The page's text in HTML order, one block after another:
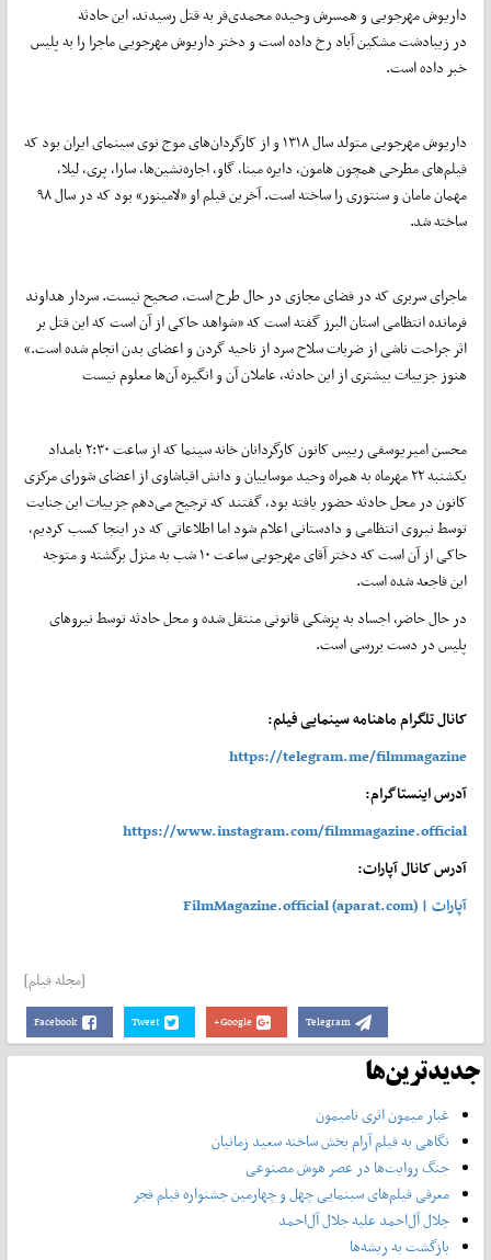
داریوش مهرجویی و همسرش وحیده محمدی‌فر به قتل رسیدند. این حادثه
در زیبادشت مشکین آباد رخ داده است و دختر داریوش مهرجویی ماجرا را به پلیس
خبر داده است.
داریوش مهرجویی متولد سال ۱۳۱۸ و از کارگردان‌های موج نوی سینمای ایران بود که
فیلم‌های مطرحی همچون هامون، دایره مینا، گاو، اجاره‌نشین‌ها، سارا، پری، لیلا،
مهمان مامان و سنتوری را ساخته است. آخرین فیلم او «لامینور» بود که در سال ۹۸
ساخته شد.
ماجرای سربری که در فضای مجازی در حال طرح است، صحیح نیست. سردار هداوند
فرمانده انتظامی استان البرز گفته است که «شواهد حاکی از آن است که این قتل بر
اثر جراحت ناشی از ضربات سلاح سرد از ناحیه گردن و اعضای بدن انجام شده است.»
هنوز جزییات بیشتری از این حادثه، عاملان آن و انگیزه آن‌ها معلوم نیست
محسن امیریوسفی رییس کانون کارگردانان خانه سینما که از ساعت ۲:۳۰ بامداد
یکشنبه ۲۲ مهرماه به همراه وحید موساییان و دانش اقباشاوی از اعضای شورای مرکزی
کانون در محل حادثه حضور یافته بود، گفتند که ترجیح می‌دهم جزییات این جنایت
توسط نیروی انتظامی و دادستانی اعلام شود اما اطلاعاتی که در اینجا کسب کردیم،
حاکی از آن است که دختر آقای مهرجویی ساعت ۱۰ شب به منزل برگشته و متوجه
این فاجعه شده است.
در حال حاضر، اجساد به پزشکی قانونی منتقل شده و محل حادثه توسط نیروهای
پلیس در دست بررسی است.
کانال تلگرام ماهنامه سینمایی فیلم:
https://telegram.me/filmmagazine
آدرس اینستاگرام:
https://www.instagram.com/filmmagazine.official
آدرس کانال آپارات:
آپارات | FilmMagazine.official (aparat.com)
[مجله فیلم]
Facebook Tweet Google+ Telegram
جدیدترین‌ها
غبار میمون اثری نامیمون
نگاهی به فیلم آرام بخش ساخته سعید زمانیان
جنگ روایت‌ها در عصر هوش مصنوعی
معرفی فیلم‌های سینمایی چهل‌ و چهارمین جشنواره فیلم فجر
جلال آل‌احمد علیه جلال آل‌‌احمد
بازگشت به ریشه‌ها